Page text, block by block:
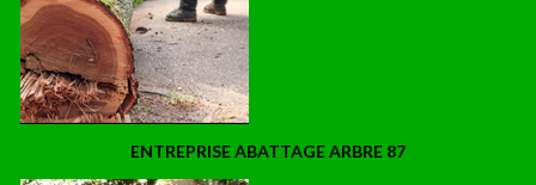
ENTREPRISE ABATTAGE ARBRE 87